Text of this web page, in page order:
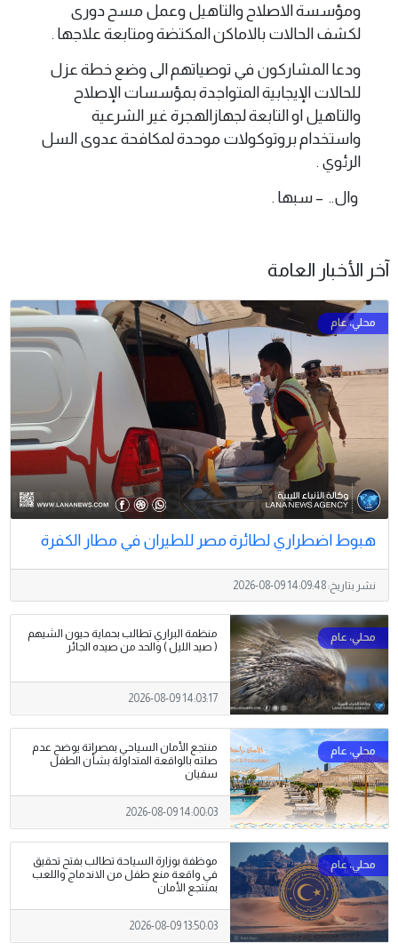
ومؤسسة الاصلاح والتاهيل وعمل مسح دورى
لكشف الحالات بالاماكن المكتضة ومتابعة علاجها .
ودعا المشاركون في توصياتهم الى وضع خطة عزل
للحالات الإيجابية المتواجدة بمؤسسات الإصلاح
والتاهيل او التابعة لجهازالهجرة غير الشرعية
واستخدام بروتوكولات موحدة لمكافحة عدوى السل
الرئوي .
وال.. – سبها .
آخر الأخبار العامة
هبوط اضطراري لطائرة مصر للطيران في مطار الكفرة
نشر بتاريخ:2026-08-09 14:09:48
منظمة البراري تطالب بحماية حيون الشيهم
( صيد الليل ) والحد من صيده الجائر
2026-08-09 14:03:17
منتجع الأمان السياحي بمصراتة يوضح عدم
صلته بالواقعة المتداولة بشأن الطفل
سفيان
2026-08-09 14:00:03
موظفة بوزارة السياحة تطالب بفتح تحقيق
في واقعة منع طفل من الاندماج واللعب
بمنتجع الأمان
2026-08-09 13:50:03